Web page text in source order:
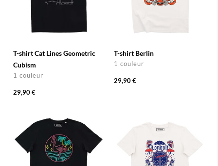
T-shirt Cat Lines Geometric
Cubism
1 couleur
29,90 €
T-shirt Berlin
1 couleur
29,90 €